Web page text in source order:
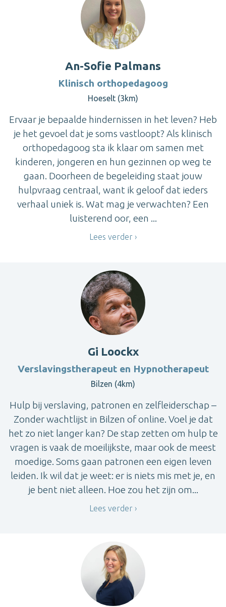
An-Sofie Palmans
Klinisch orthopedagoog
Hoeselt (3km)
Ervaar je bepaalde hindernissen in het leven? Heb
je het gevoel dat je soms vastloopt? Als klinisch
orthopedagoog sta ik klaar om samen met
kinderen, jongeren en hun gezinnen op weg te
gaan. Doorheen de begeleiding staat jouw
hulpvraag centraal, want ik geloof dat ieders
verhaal uniek is. Wat mag je verwachten? Een
luisterend oor, een ...
Lees verder
Gi Loockx
Verslavingstherapeut en Hypnotherapeut
Bilzen (4km)
Hulp bij verslaving, patronen en zelfleiderschap –
Zonder wachtlijst in Bilzen of online. Voel je dat
het zo niet langer kan? De stap zetten om hulp te
vragen is vaak de moeilijkste, maar ook de meest
moedige. Soms gaan patronen een eigen leven
leiden. Ik wil dat je weet: er is niets mis met je, en
je bent niet alleen. Hoe zou het zijn om...
Lees verder